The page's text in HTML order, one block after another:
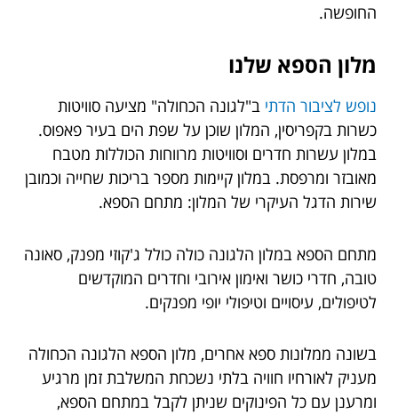
החופשה.
מלון הספא שלנו
נופש לציבור הדתי ב"לגונה הכחולה" מציעה סוויטות
כשרות בקפריסין, המלון שוכן על שפת הים בעיר פאפוס.
במלון עשרות חדרים וסוויטות מרווחות הכוללות מטבח
מאובזר ומרפסת. במלון קיימות מספר בריכות שחייה וכמובן
שירות הדגל העיקרי של המלון: מתחם הספא.
מתחם הספא במלון הלגונה כולה כולל ג'קוזי מפנק, סאונה
טובה, חדרי כושר ואימון אירובי וחדרים המוקדשים
לטיפולים, עיסויים וטיפולי יופי מפנקים.
בשונה ממלונות ספא אחרים, מלון הספא הלגונה הכחולה
מעניק לאורחיו חוויה בלתי נשכחת המשלבת זמן מרגיע
ומרענן עם כל הפינוקים שניתן לקבל במתחם הספא,